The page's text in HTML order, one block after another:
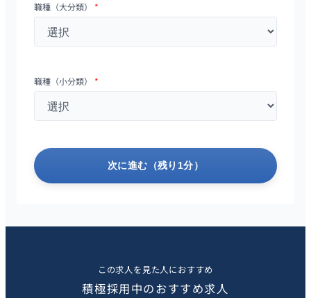
職種（大分類） *
職種（小分類） *
次に進む（残り1分）
この求人を見た人におすすめ
積極採用中のおすすめ求人